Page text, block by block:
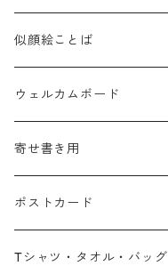
似顔絵ことば
ウェルカムボード
寄せ書き用
ポストカード
広島弁
Tシャツ・タオル・バッグ